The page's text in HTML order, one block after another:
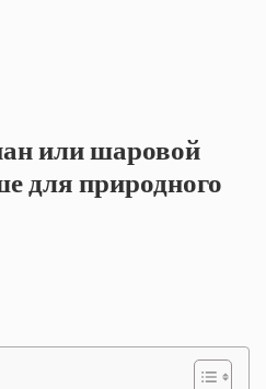
или шаровой
для природного